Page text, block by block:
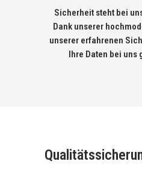
Sicherheit steht bei
Dank unserer
unserer erfahrenen
Ihre Daten bei uns